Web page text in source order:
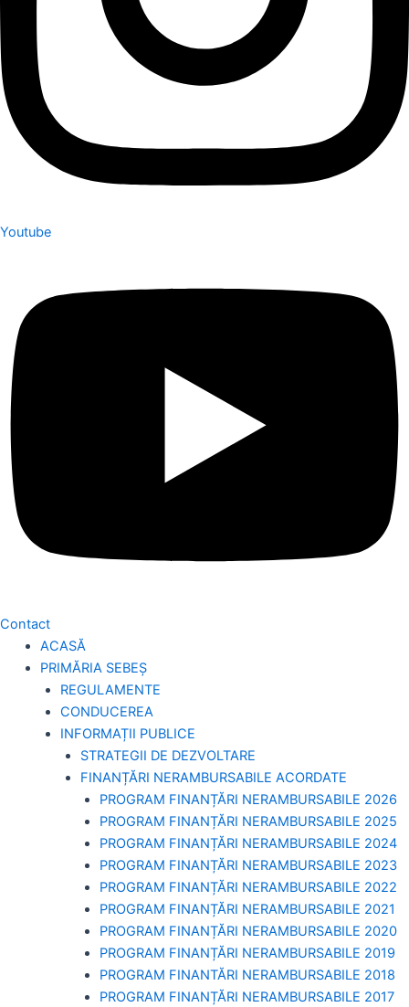
Youtube
Contact
ACASĂ
PRIMĂRIA SEBEȘ
REGULAMENTE
CONDUCEREA
INFORMAȚII PUBLICE
STRATEGII DE DEZVOLTARE
FINANȚĂRI NERAMBURSABILE ACORDATE
PROGRAM FINANȚĂRI NERAMBURSABILE 2026
PROGRAM FINANȚĂRI NERAMBURSABILE 2025
PROGRAM FINANȚĂRI NERAMBURSABILE 2024
PROGRAM FINANȚĂRI NERAMBURSABILE 2023
PROGRAM FINANȚĂRI NERAMBURSABILE 2022
PROGRAM FINANȚĂRI NERAMBURSABILE 2021
PROGRAM FINANȚĂRI NERAMBURSABILE 2020
PROGRAM FINANȚĂRI NERAMBURSABILE 2019
PROGRAM FINANTĂRI NERAMBURSABILE 2018
PROGRAM FINANȚĂRI NERAMBURSABILE 2017